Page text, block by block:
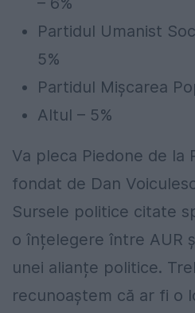
Partidul Umanist
5%
Partidul Mișcarea
Altul – 5%
Va pleca Piedone de la
fondat de Dan
Sursele politice citate
o înțelegere între AUR
unei alianțe politice.
recunoaștem că ar fi o